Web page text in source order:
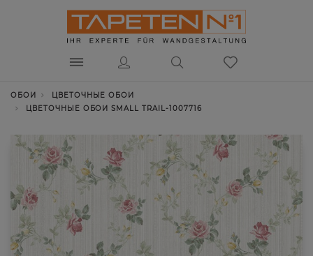
ОБОИ
ЦВЕТОЧНЫЕ ОБОИ
ЦВЕТОЧНЫЕ ОБОИ SMALL TRAIL-1007716